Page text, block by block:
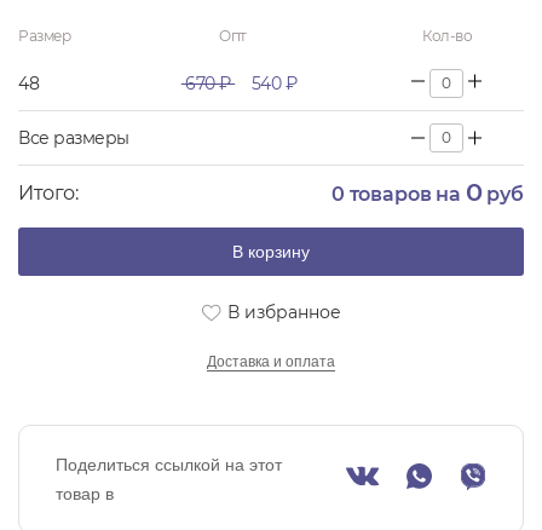
Размер Опт Кол-во
48 670 ₽ 540 ₽
Все размеры
Итого: 0 товаров на 0руб
В корзину
В избранное
Доставка и оплата
Поделиться ссылкой на этот
товар в